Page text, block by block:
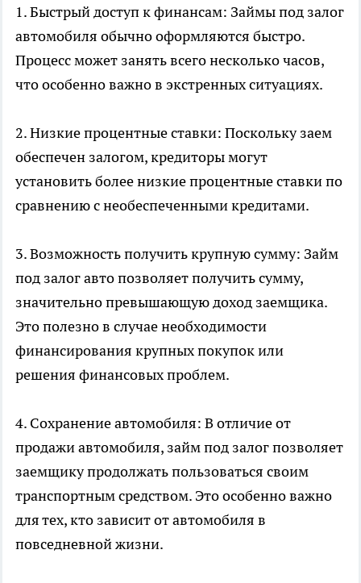
1. Быстрый доступ к финансам: Займы под залог
автомобиля обычно оформляются быстро.
Процесс может занять всего несколько часов,
что особенно важно в экстренных ситуациях.
2. Низкие процентные ставки: Поскольку заем
обеспечен залогом, кредиторы могут
установить более низкие процентные ставки по
сравнению с необеспеченными кредитами.
3. Возможность получить крупную сумму: Займ
под залог авто позволяет получить сумму,
значительно превышающую доход заемщика.
Это полезно в случае необходимости
финансирования крупных покупок или
решения финансовых проблем.
4. Сохранение автомобиля: В отличие от
продажи автомобиля, займ под залог позволяет
заемщику продолжать пользоваться своим
транспортным средством. Это особенно важно
для тех, кто зависит от автомобиля в
повседневной жизни.